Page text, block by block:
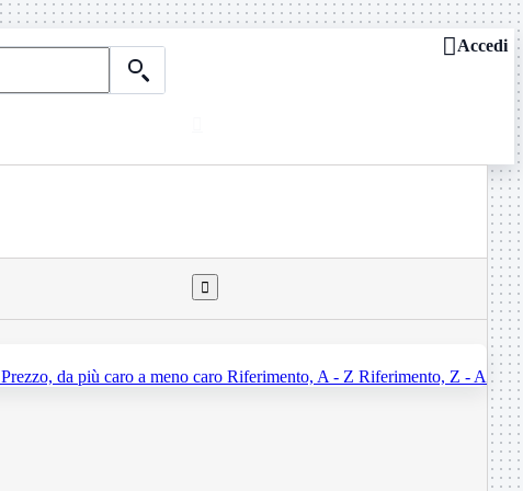
Accedi


Prezzo, da più caro a meno caro Riferimento, A - Z Riferimento, Z - A